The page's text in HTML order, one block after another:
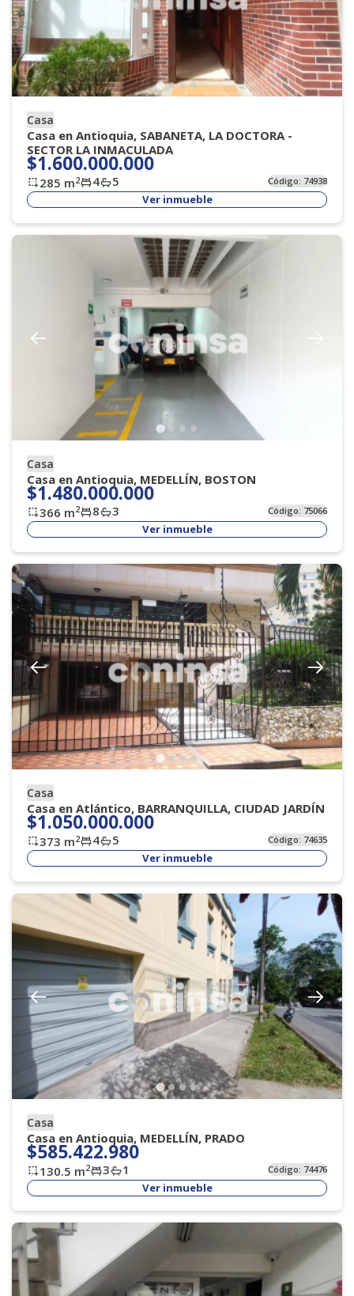
Casa
Casa en Antioquia, SABANETA, LA DOCTORA -
SECTOR LA INMACULADA
$1.600.000.000
285 m2 4 5 Código: 74938
Ver inmueble
Casa
Casa en Antioquia, MEDELLÍN, BOSTON
$1.480.000.000
366 m2 8 3 Código: 75066
Ver inmueble
Casa
Casa en Atlántico, BARRANQUILLA, CIUDAD JARDÍN
$1.050.000.000
373 m2 4 5 Código: 74635
Ver inmueble
Casa
Casa en Antioquia, MEDELLÍN, PRADO
$585.422.980
130.5 m2 3 1 Código: 74476
Ver inmueble